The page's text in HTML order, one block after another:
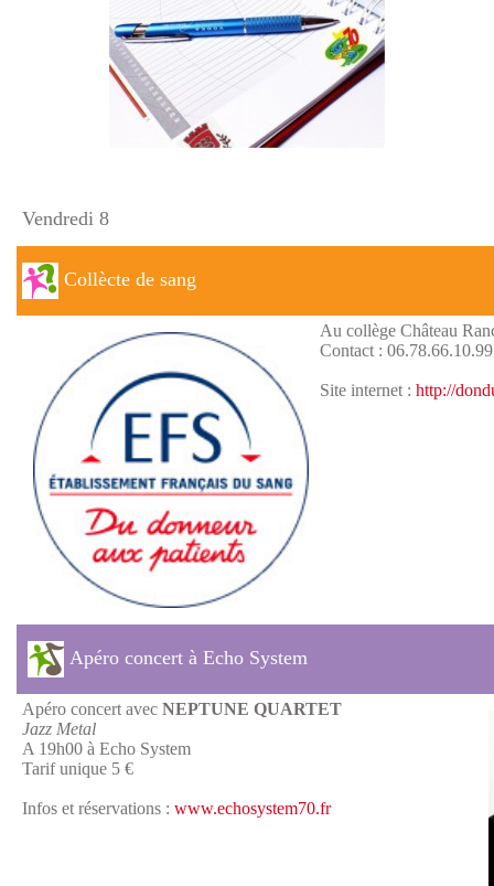
Vendredi 8
Collècte de sang
Au collège Château
Contact : 06.78.66.10.99
Site internet : http://
Apéro concert à Echo System
Apéro concert avec NEPTUNE QUARTET
Jazz Metal
A 19h00 à Echo System
Tarif unique 5 €
Infos et réservations : www.echosystem70.fr